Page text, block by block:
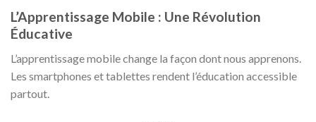
L’Apprentissage Mobile : Une Révolution
Éducative
L’apprentissage mobile change la façon dont nous apprenons.
Les smartphones et tablettes rendent l’éducation accessible
partout.